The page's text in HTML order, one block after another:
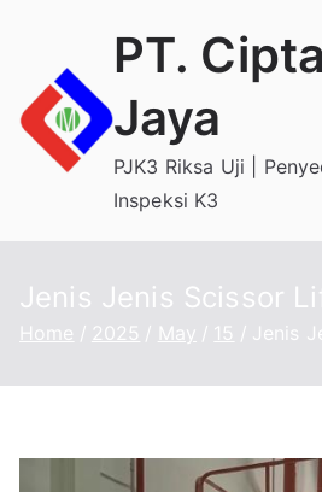
content
PT.
Jaya
PJK3 Riksa Uji |
Inspeksi K3
Jenis Jenis Scissor
Home 2025 May 15 Jenis